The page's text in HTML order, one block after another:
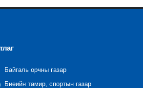
Байгаль орчны газар
Биеийн тамир, спортын газар